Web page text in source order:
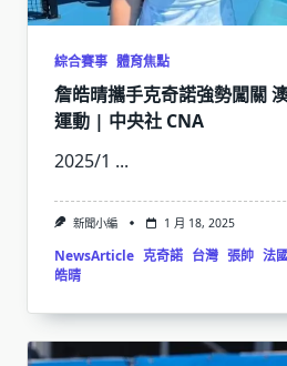
綜合賽事 體育焦點
詹皓晴攜手克奇諾強勢闖關
運動 | 中央社 CNA
2025/1 ...
新聞小編 1 月 18, 2025
NewsArticle 克奇諾 台灣 張帥 法
皓晴